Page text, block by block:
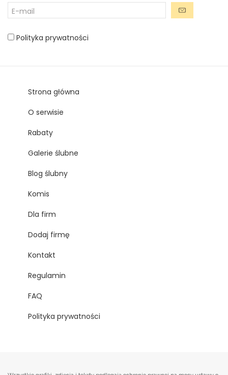
Polityka prywatności
Strona główna
O serwisie
Rabaty
Galerie ślubne
Blog ślubny
Komis
Dla firm
Dodaj firmę
Kontakt
Regulamin
FAQ
Polityka prywatności